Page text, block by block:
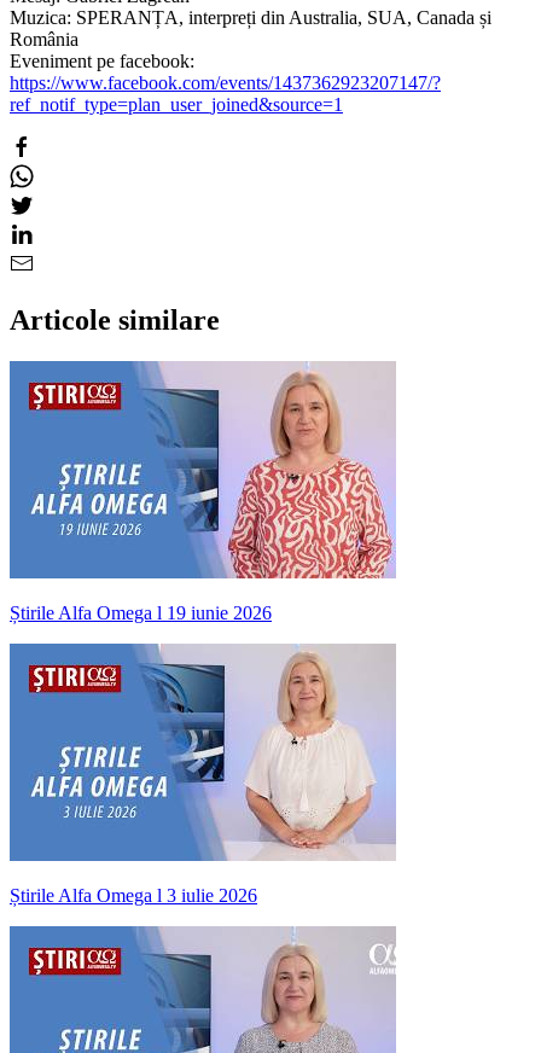
Muzica: SPERANȚA, interpreți din Australia, SUA, Canada și
România
Eveniment pe facebook:
https://www.facebook.com/events/1437362923207147/?
ref_notif_type=plan_user_joined&source=1
Articole similare
Știrile Alfa Omega l 19 iunie 2026
Știrile Alfa Omega l 3 iulie 2026